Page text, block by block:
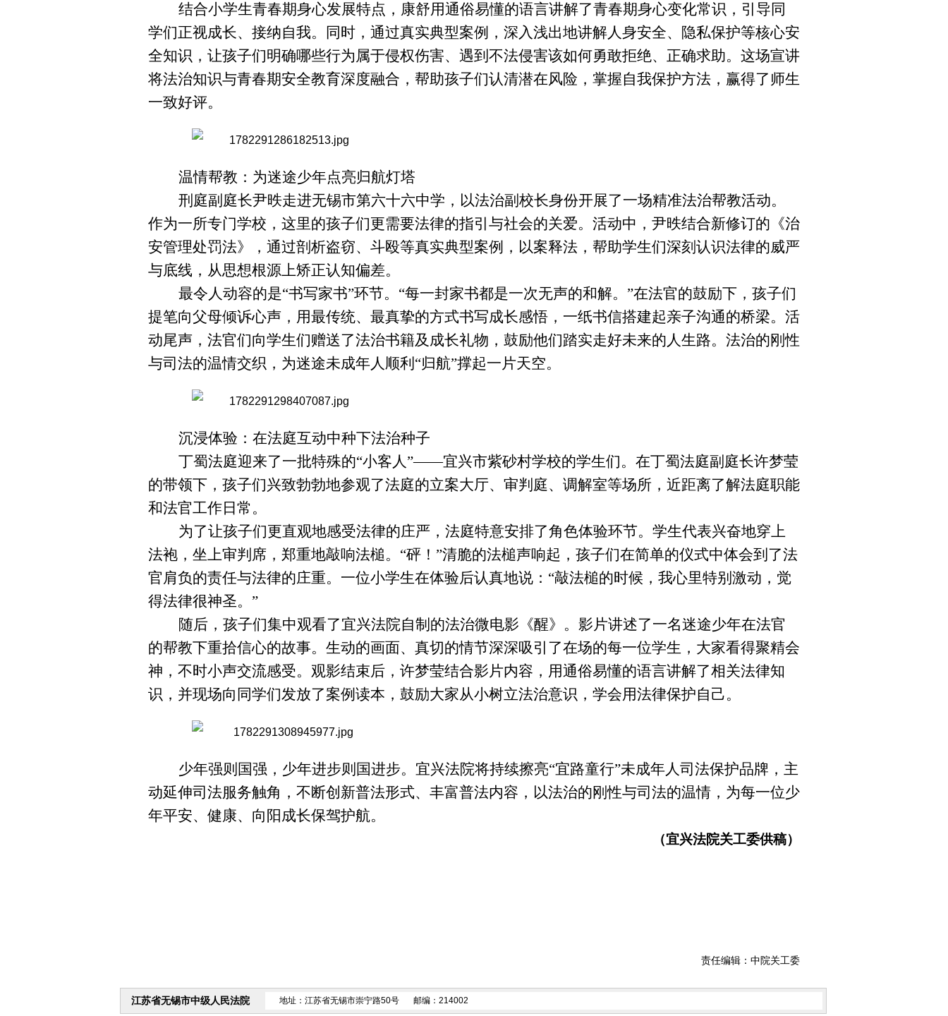
结合小学生青春期身心发展特点，康舒用通俗易懂的语言讲解了青春期身心变化常识，引导同
学们正视成长、接纳自我。同时，通过真实典型案例，深入浅出地讲解人身安全、隐私保护等核心安
全知识，让孩子们明确哪些行为属于侵权伤害、遇到不法侵害该如何勇敢拒绝、正确求助。这场宣讲
将法治知识与青春期安全教育深度融合，帮助孩子们认清潜在风险，掌握自我保护方法，赢得了师生
一致好评。
温情帮教：为迷途少年点亮归航灯塔
刑庭副庭长尹昳走进无锡市第六十六中学，以法治副校长身份开展了一场精准法治帮教活动。
作为一所专门学校，这里的孩子们更需要法律的指引与社会的关爱。活动中，尹昳结合新修订的《治
安管理处罚法》，通过剖析盗窃、斗殴等真实典型案例，以案释法，帮助学生们深刻认识法律的威严
与底线，从思想根源上矫正认知偏差。
最令人动容的是“书写家书”环节。“每一封家书都是一次无声的和解。”在法官的鼓励下，孩子们
提笔向父母倾诉心声，用最传统、最真挚的方式书写成长感悟，一纸书信搭建起亲子沟通的桥梁。活
动尾声，法官们向学生们赠送了法治书籍及成长礼物，鼓励他们踏实走好未来的人生路。法治的刚性
与司法的温情交织，为迷途未成年人顺利“归航”撑起一片天空。
沉浸体验：在法庭互动中种下法治种子
丁蜀法庭迎来了一批特殊的“小客人”——宜兴市紫砂村学校的学生们。在丁蜀法庭副庭长许梦莹
的带领下，孩子们兴致勃勃地参观了法庭的立案大厅、审判庭、调解室等场所，近距离了解法庭职能
和法官工作日常。
为了让孩子们更直观地感受法律的庄严，法庭特意安排了角色体验环节。学生代表兴奋地穿上
法袍，坐上审判席，郑重地敲响法槌。“砰！”清脆的法槌声响起，孩子们在简单的仪式中体会到了法
官肩负的责任与法律的庄重。一位小学生在体验后认真地说：“敲法槌的时候，我心里特别激动，觉
得法律很神圣。”
随后，孩子们集中观看了宜兴法院自制的法治微电影《醒》。影片讲述了一名迷途少年在法官
的帮教下重拾信心的故事。生动的画面、真切的情节深深吸引了在场的每一位学生，大家看得聚精会
神，不时小声交流感受。观影结束后，许梦莹结合影片内容，用通俗易懂的语言讲解了相关法律知
识，并现场向同学们发放了案例读本，鼓励大家从小树立法治意识，学会用法律保护自己。
少年强则国强，少年进步则国进步。宜兴法院将持续擦亮“宜路童行”未成年人司法保护品牌，主
动延伸司法服务触角，不断创新普法形式、丰富普法内容，以法治的刚性与司法的温情，为每一位少
年平安、健康、向阳成长保驾护航。
（宜兴法院关工委供稿）
责任编辑：中院关工委
江苏省无锡市中级人民法院 地址：江苏省无锡市崇宁路50号 邮编：214002